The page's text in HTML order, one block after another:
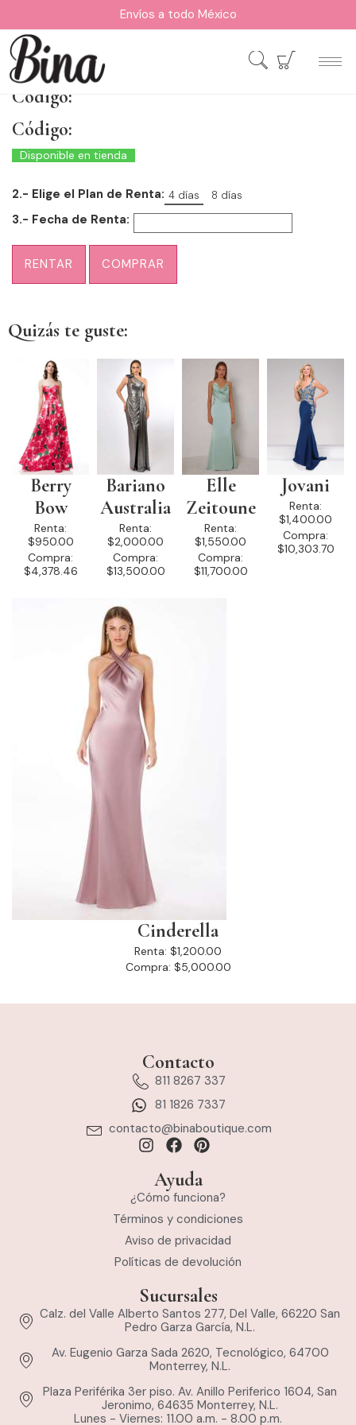
Envíos a todo México
Código:
Código:
Disponible en tienda
2.- Elige el Plan de Renta: 4 días 8 días
3.- Fecha de Renta:
RENTAR COMPRAR
Quizás te guste:
Berry
Bow
Renta:
$950.00
Compra:
$4,378.46
Bariano
Australia
Renta:
$2,000.00
Compra:
$13,500.00
Elle
Zeitoune
Renta:
$1,550.00
Compra:
$11,700.00
Jovani
Renta:
$1,400.00
Compra:
$10,303.70
Cinderella
Renta: $1,200.00
Compra: $5,000.00
Contacto
811 8267 337
81 1826 7337
contacto@binaboutique.com
Ayuda
¿Cómo funciona?
Términos y condiciones
Aviso de privacidad
Políticas de devolución
Sucursales
Calz. del Valle Alberto Santos 277, Del Valle, 66220 San
Pedro Garza García, N.L.
Av. Eugenio Garza Sada 2620, Tecnológico, 64700
Monterrey, N.L.
Plaza Periférika 3er piso. Av. Anillo Periferico 1604, San
Jeronimo, 64635 Monterrey, N.L.
Lunes - Viernes: 11.00 a.m. - 8.00 p.m.